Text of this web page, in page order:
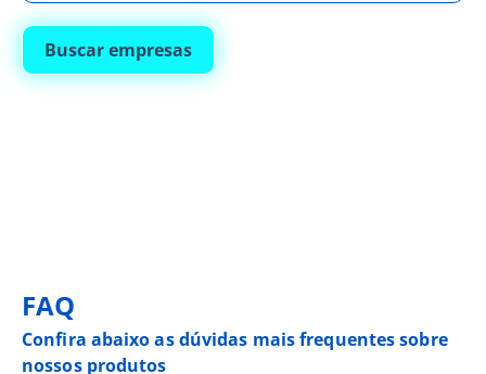
Buscar empresas
FAQ
Confira abaixo as dúvidas mais frequentes sobre
nossos produtos